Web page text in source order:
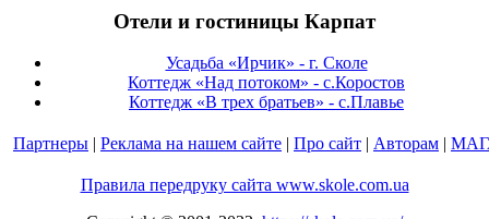
Отели и гостиницы Карпат
Усадьба «Ирчик» - г. Сколе
Коттедж «Над потоком» - с.Коростов
Коттедж «В трех братьев» - с.Плавье
Партнеры | Реклама на нашем сайте | Про сайт | Авторам |
Правила передруку сайта www.skole.com.ua